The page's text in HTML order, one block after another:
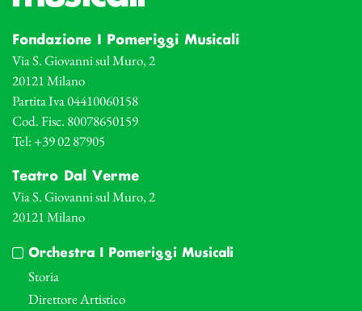
Fondazione I Pomeriggi Musicali
Via S. Giovanni sul Muro, 2
20121 Milano
Partita Iva 04410060158
Cod. Fisc. 80078650159
Tel: +39 02 87905
Teatro Dal Verme
Via S. Giovanni sul Muro, 2
20121 Milano
Orchestra I Pomeriggi Musicali
Storia
Direttore Artistico